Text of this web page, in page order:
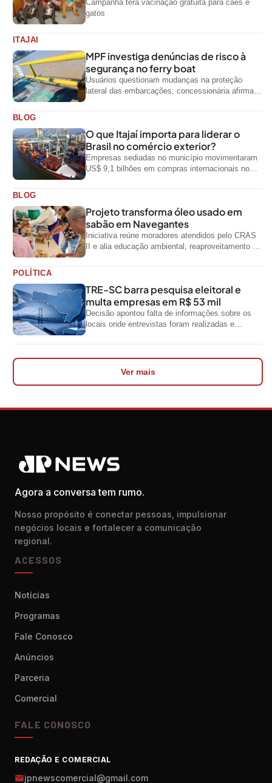
Campanha terá vacinação gratuita para cães e
gatos
ITAJAI
MPF investiga denúncias de risco à
segurança no ferry boat
Usuários questionam mudanças na proteção
lateral das embarcações; concessionária afirma
BLOG
O que Itajaí importa para liderar o
Brasil no comércio exterior?
Empresas sediadas no município movimentaram
US$ 9,1 bilhões em compras internacionais no
BLOG
Projeto transforma óleo usado em
sabão em Navegantes
Iniciativa reúne moradores atendidos pelo CRAS
II e alia educação ambiental, reaproveitamento de
POLÍTICA
TRE-SC barra pesquisa eleitoral e
multa empresas em R$ 53 mil
Decisão apontou falta de informações sobre os
locais onde entrevistas foram realizadas e
Ver mais
Agora a conversa tem rumo.
Nosso propósito é conectar pessoas, impulsionar
negócios locais e fortalecer a comunicação
regional.
ACESSOS
Notícias
Programas
Fale Conosco
Anúncios
Parceria
Comercial
FALE CONOSCO
REDAÇÃO E COMERCIAL
jpnewscomercial@gmail.com